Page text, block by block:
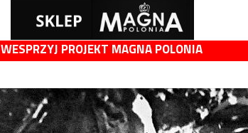
WESPRZYJ PROJEKT MAGNA POLONIA